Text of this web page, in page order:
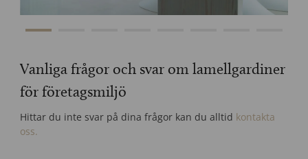
Vanliga frågor och svar om lamellgardiner
för företagsmiljö
Hittar du inte svar på dina frågor kan du alltid kontakta
oss.